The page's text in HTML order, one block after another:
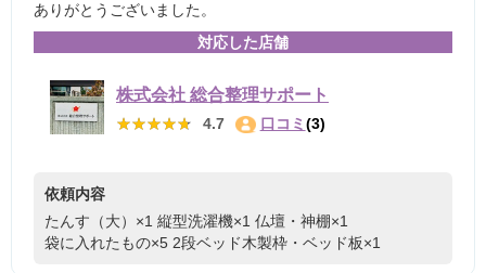
ありがとうございました。
対応した店舗
株式会社 総合整理サポート
★★★★★
★★★★★ 4.7 口コミ (3)
依頼内容
たんす（大）×1 縦型洗濯機×1 仏壇・神棚×1
袋に入れたもの×5 2段ベッド木製枠・ベッド板×1